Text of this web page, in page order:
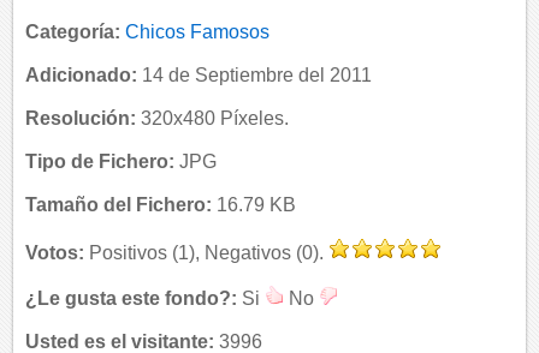
Categoría: Chicos Famosos
Adicionado: 14 de Septiembre del 2011
Resolución: 320x480 Píxeles.
Tipo de Fichero: JPG
Tamaño del Fichero: 16.79 KB
Votos: Positivos (1), Negativos (0).
¿Le gusta este fondo?: Si No
Usted es el visitante: 3996